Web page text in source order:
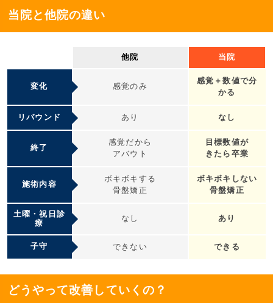
当院と他院の違い
他院 当院
変化 感覚のみ
感覚＋数値で分
かる
リバウンド あり なし
終了
感覚だから
アバウト
目標数値が
きたら卒業
施術内容
ボキボキする
骨盤矯正
ボキボキしない
骨盤矯正
土曜・祝日診
療
なし あり
子守 できない できる
どうやって改善していくの？